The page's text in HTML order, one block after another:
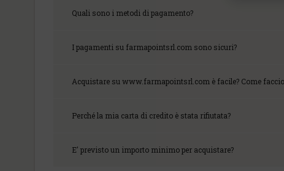
Quali sono i metodi di pagamento?
I pagamenti su farmapointsrl.com sono sicuri?
Acquistare su www.farmapointsrl.com è facile? Come faccio
Perché la mia carta di credito è stata rifiutata?
E' previsto un importo minimo per acquistare?